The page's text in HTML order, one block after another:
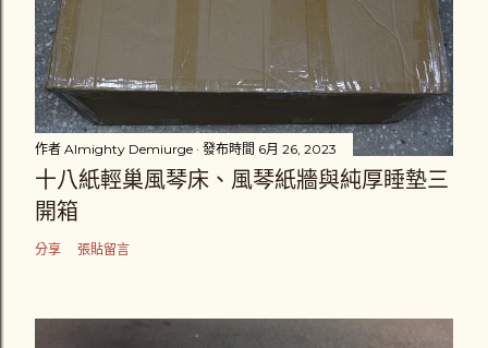
作者 Almighty Demiurge 發布時間 6月 26, 2023
十八紙輕巢風琴床、風琴紙牆與純厚睡墊三
開箱
分享 張貼留言